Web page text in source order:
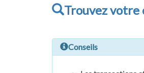
Trouvez votre
Conseils